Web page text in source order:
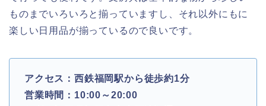
ものまでいろいろと揃っていますし、それ以外にもに
楽しい日用品が揃っているので良いです。
アクセス：西鉄福岡駅から徒歩約1分
営業時間：10:00～20:00